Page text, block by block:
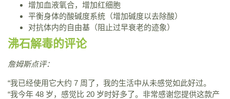
增加血液氧合，增加红细胞
平衡身体的酸碱度系统（增加碱度以去除酸）
对抗体内的自由基（阻止过早衰老的迹象）
沸石解毒的评论
詹姆斯点评：
“我已经使用它大约 7 周了，我的生活中从未感觉如此好过。
“我今年 48 岁，感觉比 20 岁时好多了。非常感谢您提供这款产